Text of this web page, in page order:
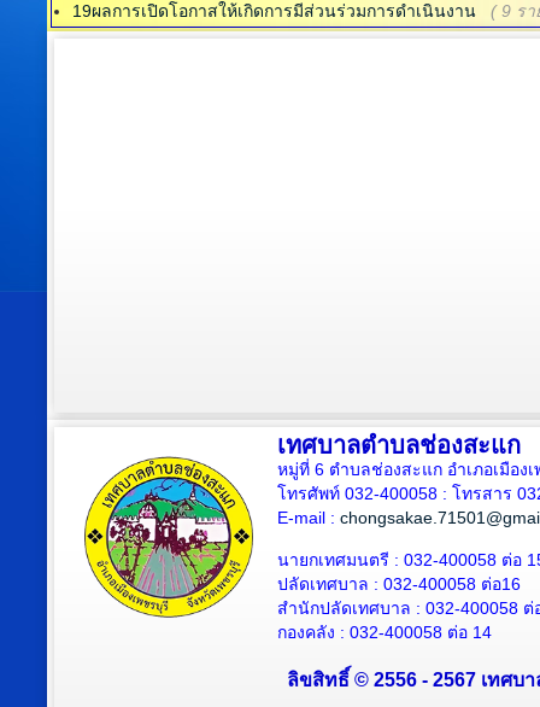
19ผลการเปิดโอกาสให้เกิดการมีส่วนร่วมการดำเนินงาน
( 9 รา
เทศบาลตำบลช่องสะแก
หมู่ที่ 6 ตำบลช่องสะแก อำเภอเมือง
โทรศัพท์ 032-400058 : โทรสาร
E-mail :
นายกเทศมนตรี : 032-400058 ต่อ
ปลัดเทศบาล : 032-400058 ต่อ16
สำนักปลัดเทศบาล : 032-400058 ต่
กองคลัง : 032-400058 ต่อ 14
ลิขสิทธิ์ © 2556 - 2567 เทศบ